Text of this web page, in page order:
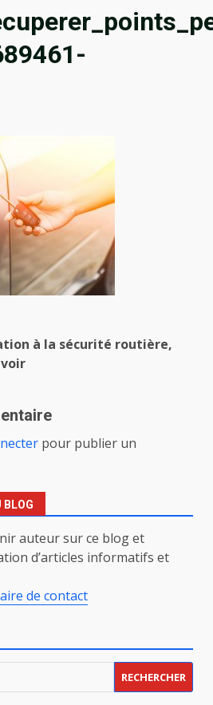
à la sécurité routière,
pour publier un
BLOG
auteur sur ce blog et
d’articles informatifs et
de contact